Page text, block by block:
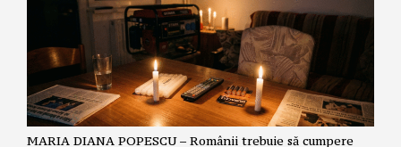
MARIA DIANA POPESCU – Românii trebuie să cumpere